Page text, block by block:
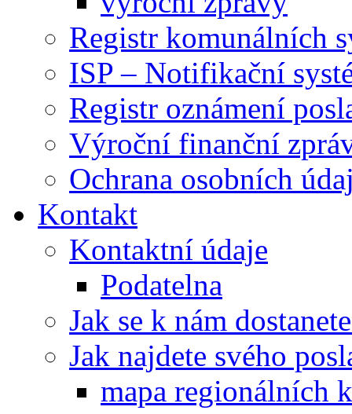
Registr komunálních
ISP – Notifikační
Registr oznámení
Výroční finanční
Ochrana osobních
Kontakt
Kontaktní údaje
Podatelna
Jak se k nám
Jak najdete svého
mapa regionálních